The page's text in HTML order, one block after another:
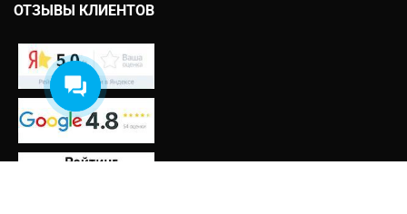
Что выбрали?
ОТЗЫВЫ КЛИЕНТОВ